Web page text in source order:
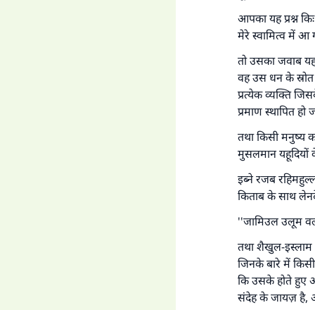
आपका यह प्रश्न
मेरे स्वामित्व में आ
तो उसका जवाब
वह उस धन के
प्रत्येक व्यक्ति
प्रमाण स्थापित हो
तथा किसी मनुष्य
मुसलमान यहूदियों
इब्ने रजब
किताब के साथ
''जामिउल उलूम
तथा शैखुल-इस्लाम
जिनके बारे में
कि उसके होते हुए
संदेह के जायज़ है,